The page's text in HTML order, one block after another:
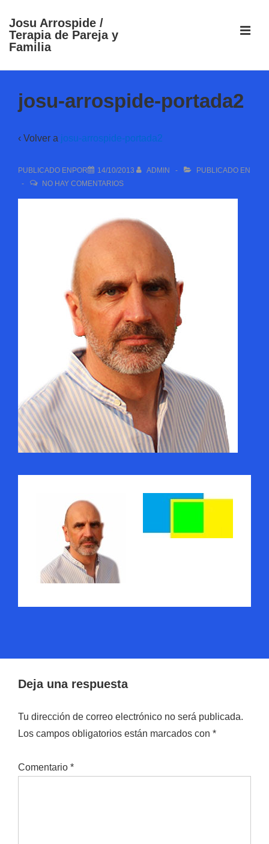
Saltar
Josu Arrospide /
Terapia de Pareja y
Familia
principal
josu-arrospide-portada2
‹ Volver a josu-arrospide-portada2
PUBLICADO ENPOR 14/10/2013 ADMIN
PUBLICADO EN
NO HAY COMENTARIOS
Deja una respuesta
Tu dirección de correo electrónico no será publicada.
Los campos obligatorios están marcados con *
Comentario *